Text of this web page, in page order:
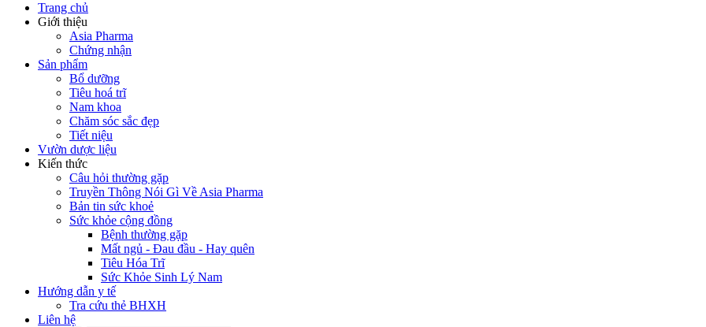
Trang chủ
Giới thiệu
Asia Pharma
Chứng nhận
Sản phẩm
Bổ dưỡng
Tiêu hoá trĩ
Nam khoa
Chăm sóc sắc đẹp
Tiết niệu
Vườn dược liệu
Kiến thức
Câu hỏi thường gặp
Truyền Thông Nói Gì Về Asia Pharma
Bản tin sức khoẻ
Sức khỏe cộng đồng
Bệnh thường gặp
Mất ngủ - Đau đầu - Hay quên
Tiêu Hóa Trĩ
Sức Khỏe Sinh Lý Nam
Hướng dẫn y tế
Tra cứu thẻ BHXH
Liên hệ